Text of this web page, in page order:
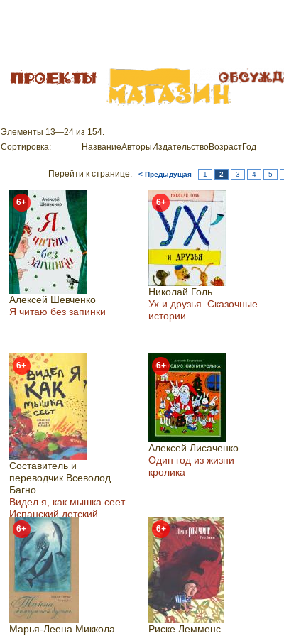
Элементы 13—24 из 154.
Сортировка:
НазваниеАвторы ИздательствоВозрастГод
Перейти к странице: < Предыдущая 1 2 3 4 5
6+
Алексей Шевченко
Я читаю без запинки
6+
Николай Голь
Ух и друзья. Сказочные
истории
6+
Составитель и
переводчик Всеволод
Багно
Видел я, как мышка сеет.
Испанский детский
фольклор
6+
Алексей Лисаченко
Один год из жизни
кролика
6+
Марья-Леена Миккола
6+
Риске Лемменс